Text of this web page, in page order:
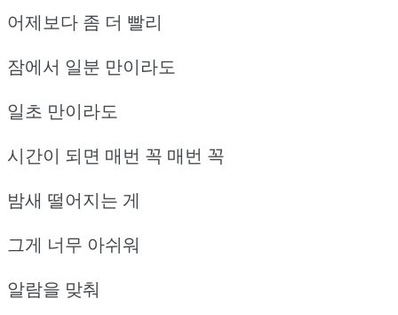
어제보다 좀 더 빨리
잠에서 일분 만이라도
일초 만이라도
시간이 되면 매번 꼭 매번 꼭
밤새 떨어지는 게
그게 너무 아쉬워
알람을 맞춰